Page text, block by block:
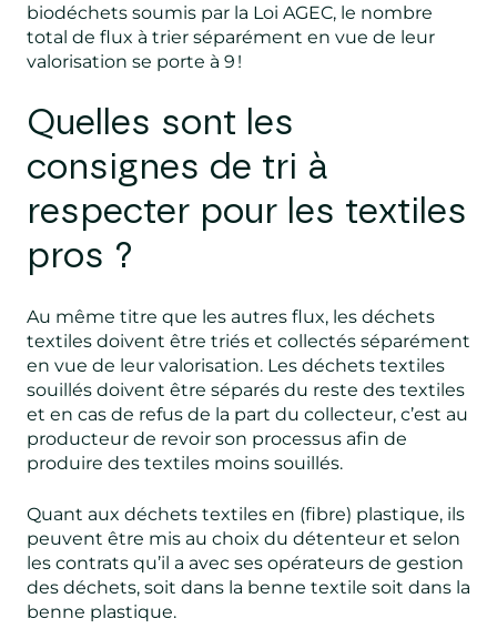
biodéchets soumis par la Loi AGEC, le nombre
total de flux à trier séparément en vue de leur
valorisation se porte à 9 !
Quelles sont les
consignes de tri à
respecter pour les textiles
pros ?
Au même titre que les autres flux, les déchets
textiles doivent être triés et collectés séparément
en vue de leur valorisation. Les déchets textiles
souillés doivent être séparés du reste des textiles
et en cas de refus de la part du collecteur, c’est au
producteur de revoir son processus afin de
produire des textiles moins souillés.
Quant aux déchets textiles en (fibre) plastique, ils
peuvent être mis au choix du détenteur et selon
les contrats qu’il a avec ses opérateurs de gestion
des déchets, soit dans la benne textile soit dans la
benne plastique.